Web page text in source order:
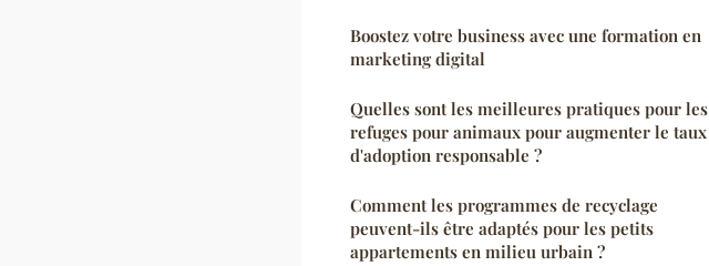
Boostez votre business avec une formation en
marketing digital
Quelles sont les meilleures pratiques pour les
refuges pour animaux pour augmenter le taux
d'adoption responsable ?
Comment les programmes de recyclage
peuvent-ils être adaptés pour les petits
appartements en milieu urbain ?